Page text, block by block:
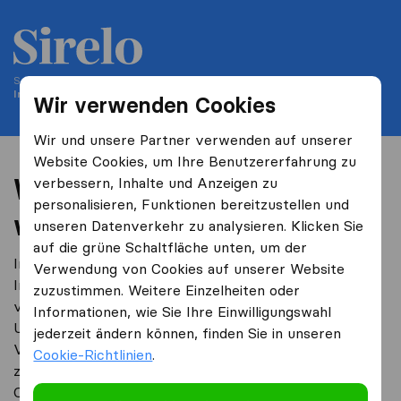
Wir verwenden Cookies
Wir und unsere Partner verwenden auf unserer
Website Cookies, um Ihre Benutzererfahrung zu
verbessern, Inhalte und Anzeigen zu
personalisieren, Funktionen bereitzustellen und
unseren Datenverkehr zu analysieren. Klicken Sie
auf die grüne Schaltfläche unten, um der
Verwendung von Cookies auf unserer Website
zuzustimmen. Weitere Einzelheiten oder
Informationen, wie Sie Ihre Einwilligungswahl
jederzeit ändern können, finden Sie in unseren
Cookie-Richtlinien.
Seit 2004 helfen wir Personen bei ihrem Umzug
Internationalerumzug.at ist Teil von Sirelo
Wer sind wir, was machen
wir
Internationalerumzug.at ist eine unabhängige
Internetplattform, die sich auf kostenlose Beratung
von Verbrauchern richtet, die einen internationalen
Umzug planen. Die wichtigste Zielsetzung ist dem
Verbraucher zu helfen, seinen internationalen Umzug
zu vereinfachen. Dabei bieten wird gratis einen
Offerteservice und Unterstützung bei der richtigen